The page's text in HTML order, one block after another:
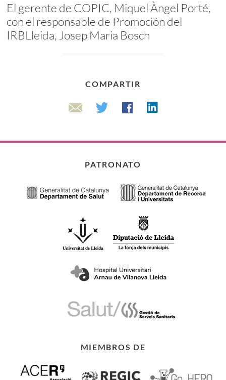
El gerente de COPIC, Miquel Àngel Porté,
con el responsable de Promoción del
IRBLleida, Josep Maria Bosch
COMPARTIR
Email Twitter FacebookLinkedin
PATRONATO
MIEMBROS DE